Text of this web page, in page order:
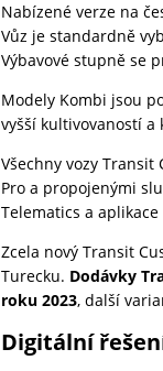
Nabízené verze na
Vůz je standardně
Výbavové stupně se
Modely Kombi jsou
vyšší kultivovaností
Všechny vozy
Pro a propojenými
Telematics a
Zcela nový Transit
Turecku. Dodávky
roku 2023, další
Digitální